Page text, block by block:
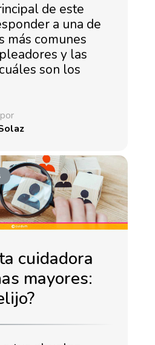
de este
a una de
más comunes
y las
son los
cuidadora
mayores: